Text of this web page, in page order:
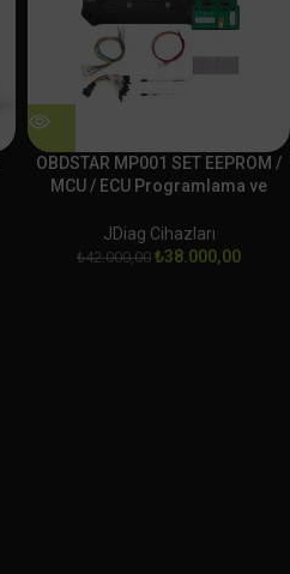
OBDSTAR MP001 SET EEPROM /
MCU / ECU Programlama ve
JDiag Cihazları
₺42.000,00 ₺38.000,00